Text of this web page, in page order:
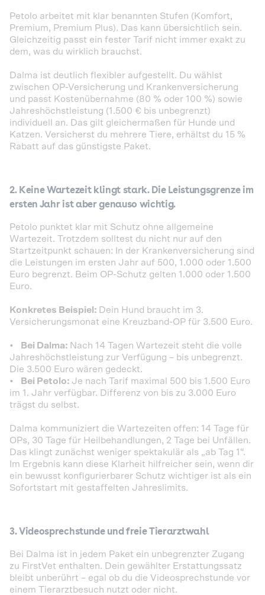
Petolo arbeitet mit klar benannten Stufen (Komfort,
Premium, Premium Plus). Das kann übersichtlich sein.
Gleichzeitig passt ein fester Tarif nicht immer exakt zu
dem, was du wirklich brauchst.
Dalma ist deutlich flexibler aufgestellt. Du wählst
zwischen OP-Versicherung und Krankenversicherung
und passt Kostenübernahme (80 % oder 100 %) sowie
Jahreshöchstleistung (1.500 € bis unbegrenzt)
individuell an. Das gilt gleichermaßen für Hunde und
Katzen. Versicherst du mehrere Tiere, erhältst du 15 %
Rabatt auf das günstigste Paket.
2. Keine Wartezeit klingt stark. Die Leistungsgrenze im
ersten Jahr ist aber genauso wichtig.
Petolo punktet klar mit Schutz ohne allgemeine
Wartezeit. Trotzdem solltest du nicht nur auf den
Startzeitpunkt schauen: In der Krankenversicherung sind
die Leistungen im ersten Jahr auf 500, 1.000 oder 1.500
Euro begrenzt. Beim OP-Schutz gelten 1.000 oder 1.500
Euro.
Konkretes Beispiel: Dein Hund braucht im 3.
Versicherungsmonat eine Kreuzband-OP für 3.500 Euro.
• Bei Dalma: Nach 14 Tagen Wartezeit steht die volle
Jahreshöchstleistung zur Verfügung – bis unbegrenzt.
Die 3.500 Euro wären gedeckt.
•
Bei Petolo: Je nach Tarif maximal 500 bis 1.500 Euro
im 1. Jahr verfügbar. Differenz von bis zu 3.000 Euro
trägst du selbst.
Dalma kommuniziert die Wartezeiten offen: 14 Tage für
OPs, 30 Tage für Heilbehandlungen, 2 Tage bei Unfällen.
Das klingt zunächst weniger spektakulär als „ab Tag 1“.
Im Ergebnis kann diese Klarheit hilfreicher sein, wenn dir
ein bewusst konfigurierbarer Schutz wichtiger ist als ein
Sofortstart mit gestaffelten Jahreslimits.
3. Videosprechstunde und freie Tierarztwahl
Bei Dalma ist in jedem Paket ein unbegrenzter Zugang
zu FirstVet enthalten. Dein gewählter Erstattungssatz
bleibt unberührt – egal ob du die Videosprechstunde vor
einem Tierarztbesuch nutzt oder nicht.